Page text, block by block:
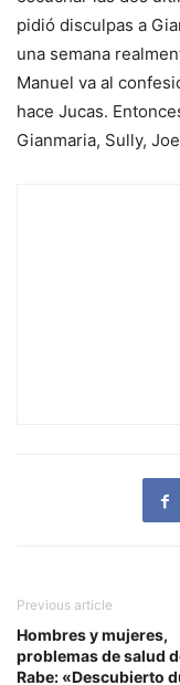
pidió disculpas a
una semana
Manuel va al
hace Jucas.
Gianmaria, Sully,
Previous article
Hombres y mujeres,
problemas de salud
Rabe: «Descubierto